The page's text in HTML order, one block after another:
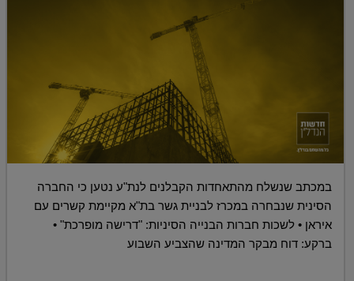
במכתב שנשלח מהתאחדות הקבלנים לנת"ע נטען כי החברה
הסינית שנבחרה במכרז לבניית גשר בת"א מקיימת קשרים עם
איראן • לשכות חברות הבנייה הסיניות: "דרישה מופרכת" •
ברקע: דוח מבקר המדינה שהצביע השבוע